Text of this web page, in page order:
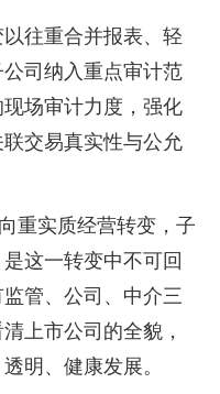
往重合并报表、轻
司纳入重点审计范
场审计力度，强化
交易真实性与公允
重实质经营转变，子
这一转变中不可回
管、公司、中介三
上市公司的全貌，
明、健康发展。